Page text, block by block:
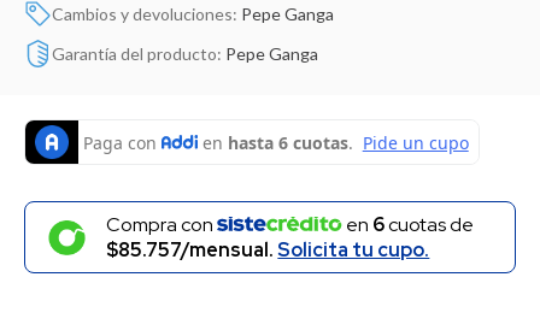
Cambios y devoluciones: Pepe Ganga
Garantía del producto: Pepe Ganga
Compra con en 6cuotas de
$85.757/mensual.Solicita tu cupo.